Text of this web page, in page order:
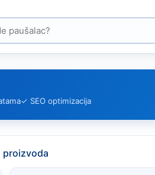
✓ SEO optimizacija